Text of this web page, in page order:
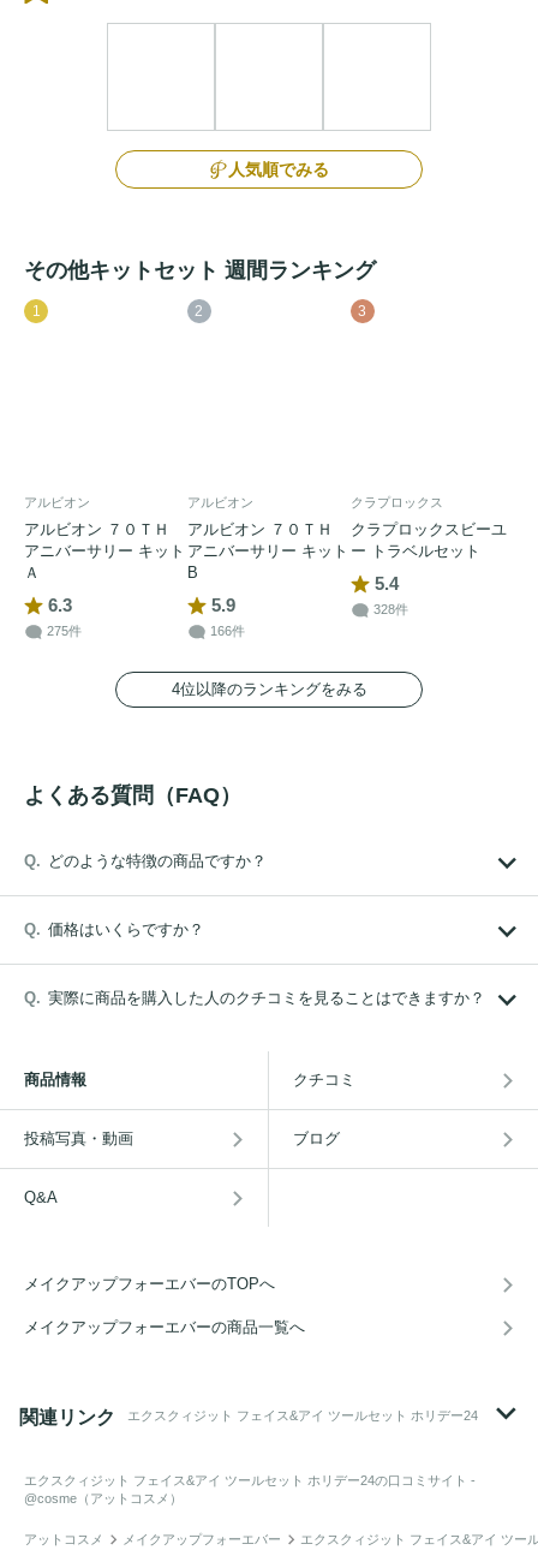
人気順でみる
その他キットセット 週間ランキング
1
アルビオン
アルビオン ７０ＴＨ
アニバーサリー キット
Ａ
6.3
275件
2
アルビオン
アルビオン ７０ＴＨ
アニバーサリー キット
B
5.9
166件
3
クラプロックス
クラプロックスビーユ
ー トラベルセット
5.4
328件
4位以降のランキングをみる
よくある質問（FAQ）
どのような特徴の商品ですか？
価格はいくらですか？
実際に商品を購入した人のクチコミを見ることはできますか？
商品情報 クチコミ
投稿写真・動画 ブログ
Q&A
メイクアップフォーエバーのTOPへ
メイクアップフォーエバーの商品一覧へ
関連リンク エクスクィジット フェイス&アイ ツールセット ホリデー24
エクスクィジット フェイス&アイ ツールセット ホリデー24の口コミサイト -
@cosme（アットコスメ）
アットコスメ メイクアップフォーエバー エクスクィジット フェイス&アイ ツー